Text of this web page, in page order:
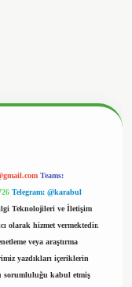
Teams:
Telegram: @karabul
Teknolojileri ve İletişim
olarak hizmet vermektedir.
veya araştırma
yazdıkları içeriklerin
sorumluluğu kabul etmiş